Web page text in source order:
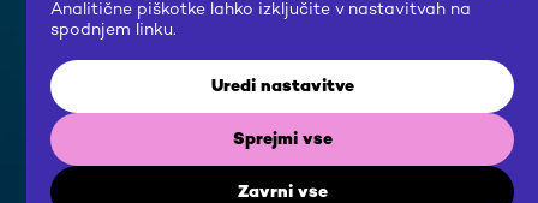
Analitične piškotke lahko izključite v nastavitvah na
spodnjem linku.
Uredi nastavitve
Sprejmi vse
Zavrni vse